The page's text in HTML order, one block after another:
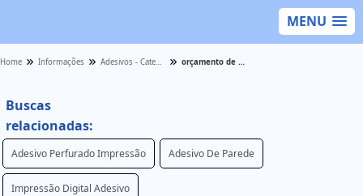
MENU
Home Informações Adesivos - Categoria orçamento de adesivos personalizados
Buscas
relacionadas:
Adesivo Perfurado Impressão Adesivo De Parede
Impressão Digital Adesivo